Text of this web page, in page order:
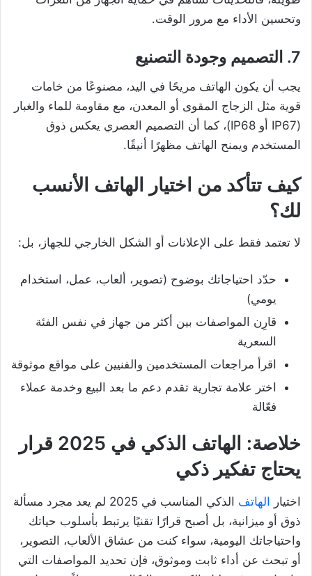
وتحسين الأداء مع مرور الوقت.
7. التصميم وجودة التصنيع
يجب أن يكون الهاتف مريحًا في اليد، مصنوعًا من خامات
قوية مثل الزجاج المقوى أو المعدن، مع مقاومة للماء والغبار
(IP67 أو IP68)، كما أن التصميم العصري يعكس ذوق
المستخدم ويمنح الهاتف مظهرًا أنيقًا.
كيف تتأكد من اختيار الهاتف الأنسب
لك؟
لا تعتمد فقط على الإعلانات أو الشكل الخارجي للجهاز، بل:
حدّد احتياجاتك بوضوح (تصوير، ألعاب، عمل، استخدام
يومي)
قارِن المواصفات بين أكثر من جهاز في نفس الفئة
السعرية
اقرأ مراجعات المستخدمين والفنيين على مواقع موثوقة
اختر علامة تجارية تقدم دعم ما بعد البيع وخدمة عملاء
فعّالة
خلاصة: الهاتف الذكي في 2025 قرار
يحتاج تفكير ذكي
اختيار الهاتف
الذكي المناسب في 2025 لم يعد مجرد مسألة
ذوق أو ميزانية، بل أصبح قرارًا تقنيًا يرتبط بأسلوب حياتك
واحتياجاتك اليومية، سواء كنت من عشاق الألعاب، التصوير،
أو تبحث عن أداء ثابت وموثوق، فإن تحديد المواصفات التي